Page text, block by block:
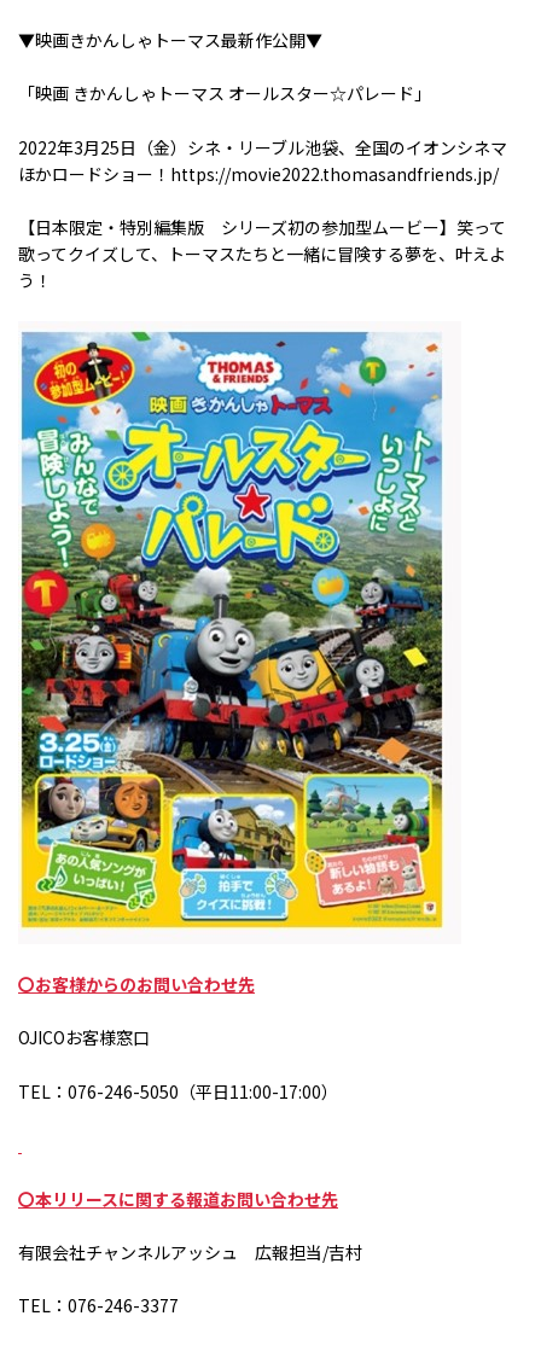
▼映画きかんしゃトーマス最新作公開▼
「映画 きかんしゃトーマス オールスター☆パレード」
2022年3月25日（金）シネ・リーブル池袋、全国のイオンシネマ
ほかロードショー！ https://movie2022.thomasandfriends.jp/
【日本限定・特別編集版 シリーズ初の参加型ムービー】笑って
歌ってクイズして、トーマスたちと一緒に冒険する夢を、叶えよ
う！
〇お客様からのお問い合わせ先
OJICOお客様窓口
TEL： 076-246-5050 （平日11:00-17:00）
〇本リリースに関する報道お問い合わせ先
有限会社チャンネルアッシュ 広報担当/吉村
TEL：076-246-3377